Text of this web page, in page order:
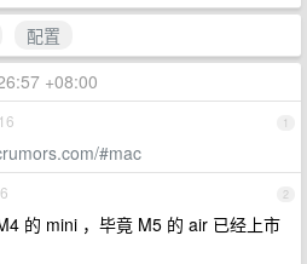
配置
+08:00
1
#mac
2
的 mini ，毕竟 M5 的 air 已经上市